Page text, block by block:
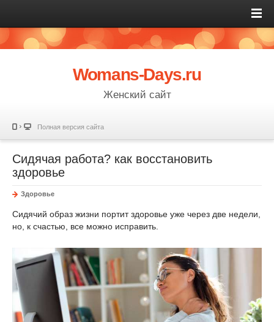
Womans-Days.ru
Женский сайт
Полная версия сайта
Сидячая работа? как восстановить
здоровье
Здоровье
Сидячий образ жизни портит здоровье уже через две недели,
но, к счастью, все можно исправить.